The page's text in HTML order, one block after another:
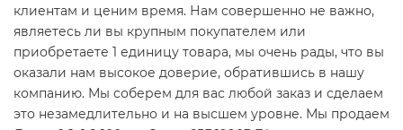
клиентам и ценим время. Нам совершенно не важно,
являетесь ли вы крупным покупателем или
приобретаете 1 единицу товара, мы очень рады, что вы
оказали нам высокое доверие, обратившись в нашу
компанию. Мы соберем для вас любой заказ и сделаем
это незамедлительно и на высшем уровне. Мы продаем